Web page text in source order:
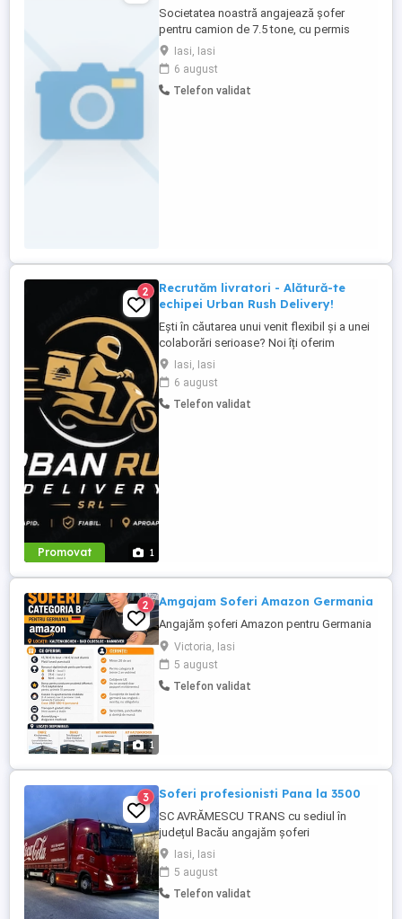
Societatea noastră angajează șofer
pentru camion de 7.5 tone, cu permis
categoria C.
Iasi, Iasi
6 august
Telefon validat
Promovat 1
2
Recrutăm livratori - Alătură-te
echipei Urban Rush Delivery!
Ești în căutarea unui venit flexibil și a unei
colaborări serioase? Noi îți oferim
posibilitatea să livrezi prin cele mai mari
platforme de livrare din România, într-un
mediu profesionist și transparent. Ce îți
oferim: Comision atractiv și transparent
Iasi, Iasi
6 august
Telefon validat
1
2 Amgajam Soferi Amazon Germania
Angajăm șoferi Amazon pentru Germania
Victoria, Iasi
5 august
Telefon validat
3 Soferi profesionisti Pana la 3500
SC AVRĂMESCU TRANS cu sediul în
județul Bacău angajăm șoferi
profesioniști pentru comunitate! Salariul
3200-3500euro net in functie de ruta
Cursele sunt: Ruta 1 :Germania-Olanda-
Belgia- Franța-Marea Britanie Ruta 2 :
Iasi, Iasi
5 august
Telefon validat